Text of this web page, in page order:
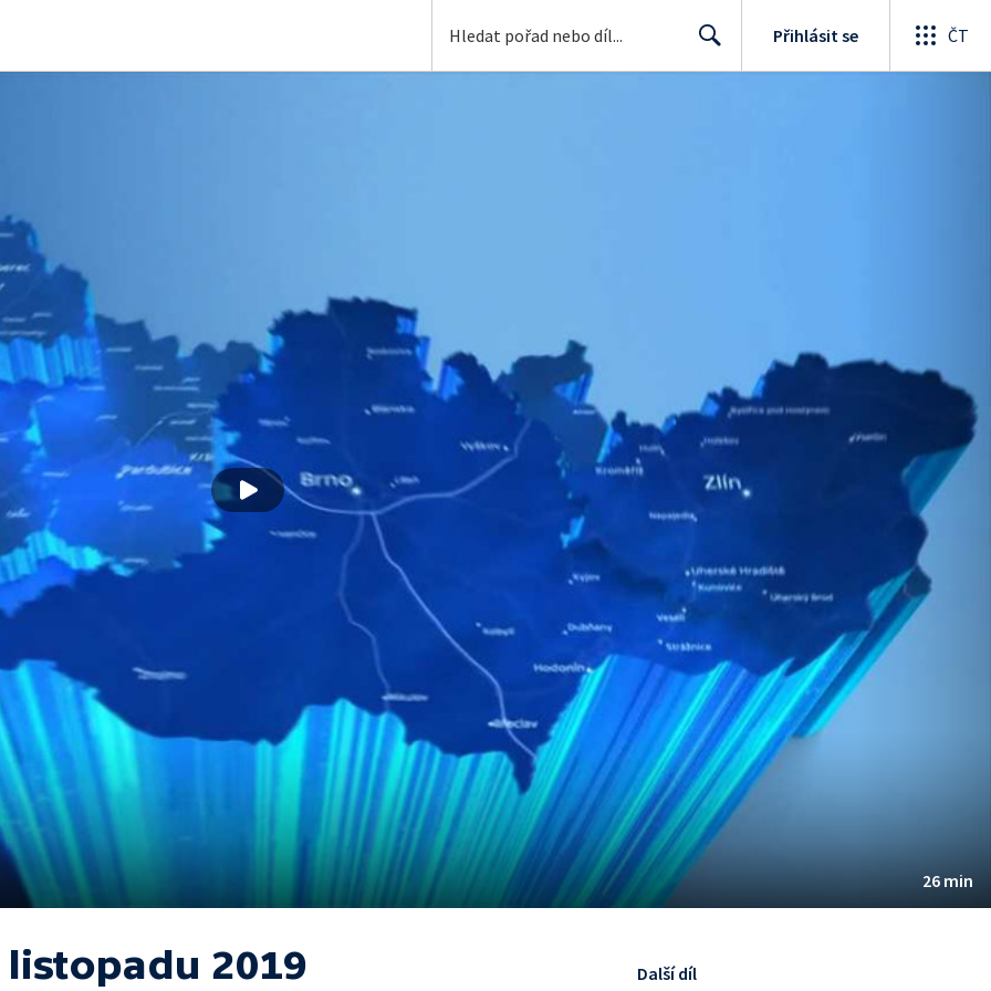
Přihlásit se ČT
26 min
listopadu 2019 Další díl